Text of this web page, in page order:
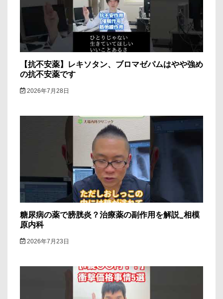
ン
【抗不安薬】レキソタン、ブロマゼパムはやや強め
の抗不安薬です
2026年7月28日
糖尿病の薬で膀胱炎？治療薬の副作用を解説_相模
原内科
2026年7月23日